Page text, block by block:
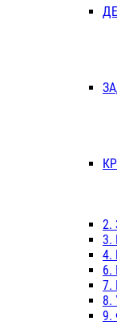
2.
3.
4.
6.
7.
8.
9.